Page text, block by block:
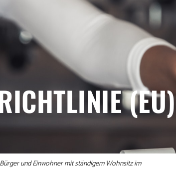
(EU)
und Einwohner mit ständigem Wohnsitz im